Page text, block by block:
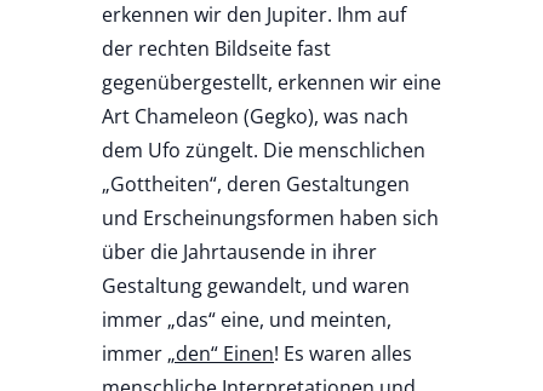
erkennen wir den Jupiter. Ihm auf
der rechten Bildseite fast
gegenübergestellt, erkennen wir eine
Art Chameleon (Gegko), was nach
dem Ufo züngelt. Die menschlichen
„Gottheiten“, deren Gestaltungen
und Erscheinungsformen haben sich
über die Jahrtausende in ihrer
Gestaltung gewandelt, und waren
immer „das“ eine, und meinten,
immer „den“ Einen! Es waren alles